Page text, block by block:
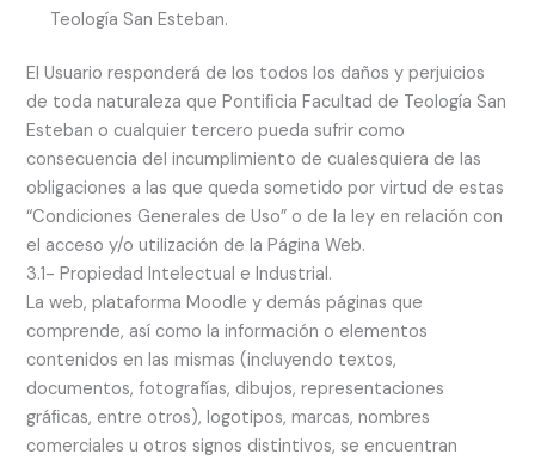
Teología San Esteban.
El Usuario responderá de los todos los daños y perjuicios
de toda naturaleza que Pontiﬁcia Facultad de Teología San
Esteban o cualquier tercero pueda sufrir como
consecuencia del incumplimiento de cualesquiera de las
obligaciones a las que queda sometido por virtud de estas
“Condiciones Generales de Uso” o de la ley en relación con
el acceso y/o utilización de la Página Web.
3.1- Propiedad Intelectual e Industrial.
La web, plataforma Moodle y demás páginas que
comprende, así como la información o elementos
contenidos en las mismas (incluyendo textos,
documentos, fotografías, dibujos, representaciones
gráﬁcas, entre otros), logotipos, marcas, nombres
comerciales u otros signos distintivos, se encuentran